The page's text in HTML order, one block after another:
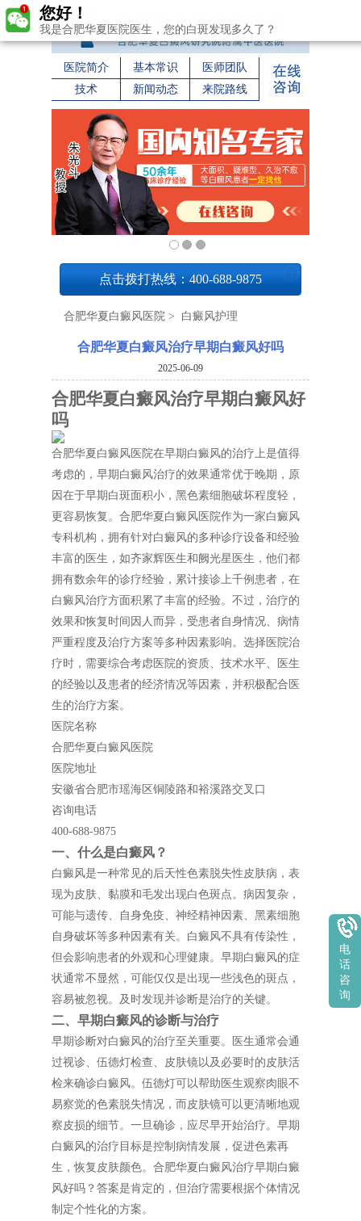
医院简介 基本常识
医师团队
技术
新闻动态 来院路线
点击拨打热线：400-688-9875
合肥华夏白癜风医院 > 白癜风护理
合肥华夏白癜风治疗早期白癜风好吗
2025-06-09
合肥华夏白癜风治疗早期白癜风好
吗
合肥华夏白癜风医院在早期白癜风的治疗上是值得
考虑的，早期白癜风治疗的效果通常优于晚期，原
因在于早期白斑面积小，黑色素细胞破坏程度轻，
更容易恢复。合肥华夏白癜风医院作为一家白癜风
专科机构，拥有针对白癜风的多种诊疗设备和经验
丰富的医生，如齐家辉医生和阙光星医生，他们都
拥有数余年的诊疗经验，累计接诊上千例患者，在
白癜风治疗方面积累了丰富的经验。不过，治疗的
效果和恢复时间因人而异，受患者自身情况、病情
严重程度及治疗方案等多种因素影响。选择医院治
疗时，需要综合考虑医院的资质、技术水平、医生
的经验以及患者的经济情况等因素，并积极配合医
生的治疗方案。
医院名称
合肥华夏白癜风医院
医院地址
安徽省合肥市瑶海区铜陵路和裕溪路交叉口
咨询电话
400-688-9875
一、什么是白癜风？
白癜风是一种常见的后天性色素脱失性皮肤病，表
现为皮肤、黏膜和毛发出现白色斑点。病因复杂，
可能与遗传、自身免疫、神经精神因素、黑素细胞
自身破坏等多种因素有关。白癜风不具有传染性，
但会影响患者的外观和心理健康。早期白癜风的症
状通常不显然，可能仅仅是出现一些浅色的斑点，
容易被忽视。及时发现并诊断是治疗的关键。
二、早期白癜风的诊断与治疗
早期诊断对白癜风的治疗至关重要。医生通常会通
过视诊、伍德灯检查、皮肤镜以及必要时的皮肤活
检来确诊白癜风。伍德灯可以帮助医生观察肉眼不
易察觉的色素脱失情况，而皮肤镜可以更清晰地观
察皮损的细节。一旦确诊，应尽早开始治疗。早期
白癜风的治疗目标是控制病情发展，促进色素再
生，恢复皮肤颜色。合肥华夏白癜风治疗早期白癜
风好吗？答案是肯定的，但治疗需要根据个体情况
制定个性化的方案。
您好！
我是合肥华夏医院医生，您的白斑发现多久了？
电
话
咨
询